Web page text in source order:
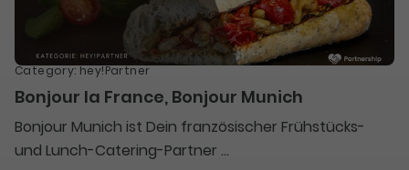
Category:hey!Partner
Bonjour la France, Bonjour Munich
Bonjour Munich ist Dein französischer Frühstücks-
und Lunch-Catering-Partner ...